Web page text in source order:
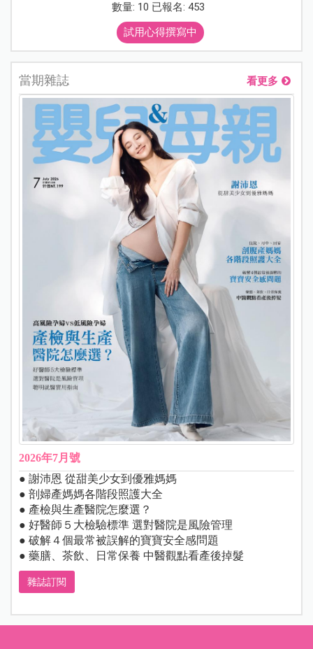
數量: 10 已報名: 453
試用心得撰寫中
當期雜誌 看更多
2026年7月號
● 謝沛恩 從甜美少女到優雅媽媽
● 剖婦產媽媽各階段照護大全
● 產檢與生產醫院怎麼選？
● 好醫師５大檢驗標準 選對醫院是風險管理
● 破解４個最常被誤解的寶寶安全感問題
● 藥膳、茶飲、日常保養 中醫觀點看產後掉髮
雜誌訂閱